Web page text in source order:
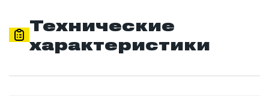
Технические
характеристики